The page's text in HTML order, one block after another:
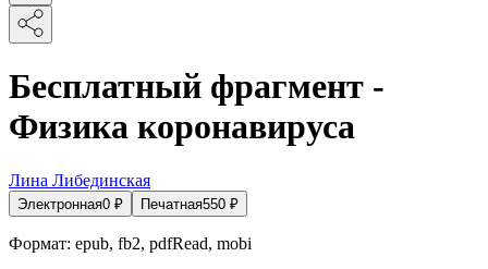
Бесплатный фрагмент -
Физика коронавируса
Лина Либединская
Электронная0 ₽ Печатная550 ₽
Формат: epub, fb2, pdfRead, mobi